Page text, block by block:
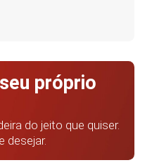
próprio
do jeito que quiser.
desejar.